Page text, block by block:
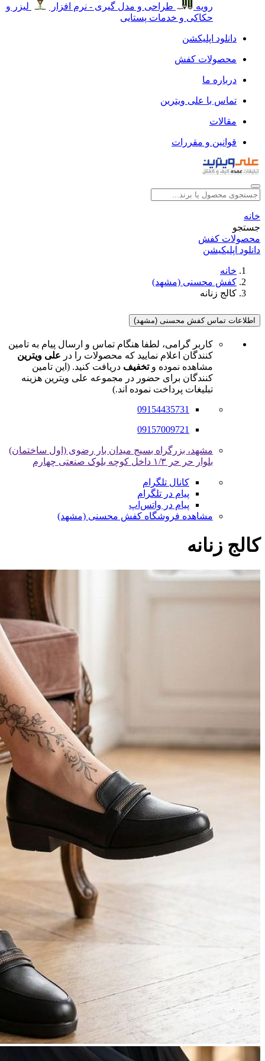
رویه
طراحی و مدل گیری - نرم افزار
لیزر و
حکاکی و خدمات پستایی
دانلود اپلیکشن
محصولات کفش
درباره ما
تماس با علی ویترین
مقالات
قوانین و مقررات
خانه
جستجو
محصولات کفش
دانلود اپلیکیشن
خانه
کفش محسنی (مشهد)
کالج زنانه
اطلاعات تماس کفش محسنی (مشهد)
کاربر گرامی، لطفا هنگام تماس و ارسال پیام به تامین
کنندگان اعلام نمایید که محصولات را در علی ویترین
مشاهده نموده وتخفیف دریافت کنید. (این تامین
کنندگان برای حضور در مجموعه علی ویترین هزینه
تبلیغات پرداخت نموده اند.)
09154435731
09157009721
مشهد، بزرگراه بسیج میدان بار رضوی (اول ساختمان)
بلوار حر حر ۱/۳ داخل کوچه بلوک صنعتی چهارم
کانال تلگرام
پیام در تلگرام
پیام در واتس‌اپ
مشاهده فروشگاه کفش محسنی (مشهد)
کالج زنانه